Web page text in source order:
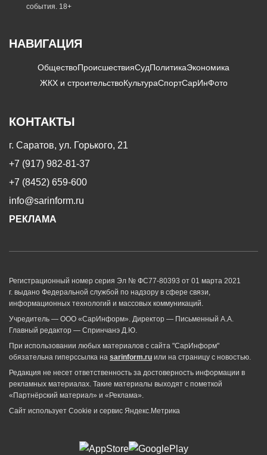
события. 18+
НАВИГАЦИЯ
ОбществоПроисшествияСудПолитикаЭкономика
ЖКХ и строительствоКультураСпортСарИнФото
КОНТАКТЫ
г. Саратов, ул. Горького, 21
+7 (917) 982-81-37
+7 (8452) 659-600
info@sarinform.ru
РЕКЛАМА
Регистрационный номер серия Эл № ФС77-80393 от 01 марта 2021
г. выдано Федеральной службой по надзору в сфере связи,
информационных технологий и массовых коммуникаций.
Учредитель — ООО «СарИнформ». Директор — Письменный А.А.
Главный редактор — Спринчанэ Д.Ю.
При использовании любых материалов с сайта "СарИнформ"
обязательна гиперссылка на sarinform.ru или на страницу с новостью.
Редакция не несет ответственность за достоверность информации в
рекламных материалах. Такие материалы выходят с пометкой
«Партнёрский материал» и «Реклама».
Сайт использует Cookie и сервиc Яндекс.Метрика